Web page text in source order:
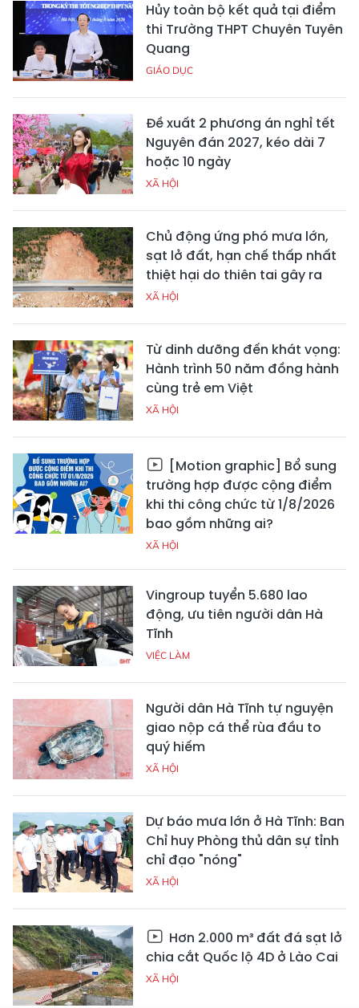
Hủy toàn bộ kết quả tại điểm
thi Trường THPT Chuyên Tuyên
Quang
GIÁO DỤC
Đề xuất 2 phương án nghỉ tết
Nguyên đán 2027, kéo dài 7
hoặc 10 ngày
XÃ HỘI
Chủ động ứng phó mưa lớn,
sạt lở đất, hạn chế thấp nhất
thiệt hại do thiên tai gây ra
XÃ HỘI
Từ dinh dưỡng đến khát vọng:
Hành trình 50 năm đồng hành
cùng trẻ em Việt
XÃ HỘI
[Motion graphic] Bổ sung
trường hợp được cộng điểm
khi thi công chức từ 1/8/2026
bao gồm những ai?
XÃ HỘI
Vingroup tuyển 5.680 lao
động, ưu tiên người dân Hà
Tĩnh
VIỆC LÀM
Người dân Hà Tĩnh tự nguyện
giao nộp cá thể rùa đầu to
quý hiếm
XÃ HỘI
Dự báo mưa lớn ở Hà Tĩnh: Ban
Chỉ huy Phòng thủ dân sự tỉnh
chỉ đạo "nóng"
XÃ HỘI
Hơn 2.000 m³ đất đá sạt lở
chia cắt Quốc lộ 4D ở Lào Cai
XÃ HỘI